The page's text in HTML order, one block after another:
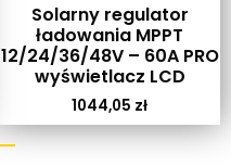
Solarny regulator
ładowania MPPT
12/24/36/48V – 60A PRO
wyświetlacz LCD
1044,05 zł